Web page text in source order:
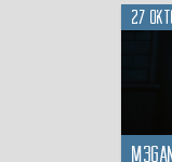
27